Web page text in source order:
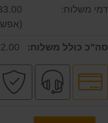
דמי משלוח:
₪
סה"כ כולל משלוח:
לחץ
לאפשרויות
תשלומים
שירות
מקצועי